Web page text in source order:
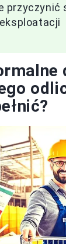
przyczynić